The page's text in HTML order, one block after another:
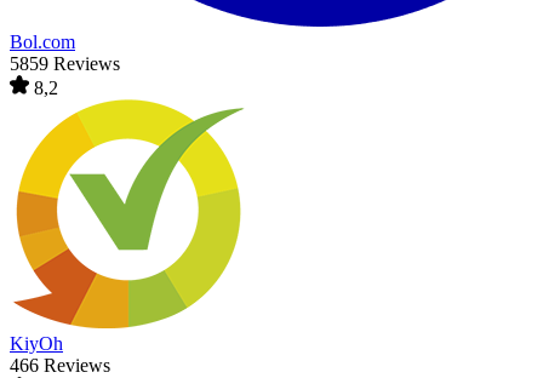
Bol.com
5859 Reviews
8,2
KiyOh
466 Reviews